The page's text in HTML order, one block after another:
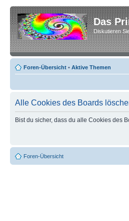
Das
Diskutieren
Foren-Übersicht • Aktive Themen
Alle Cookies des Boards
Bist du sicher, dass du alle Cookies des
Foren-Übersicht